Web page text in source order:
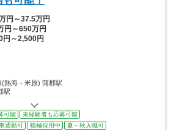
円～37.5万円
円～650万円
円～2,500円
(熱海－米原) 蒲郡駅
駅
可能
未経験者も応募可能
通勤可 積極採用中
夏～秋入職可